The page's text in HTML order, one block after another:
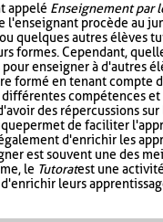
appelé Enseignement par
l'enseignant procède au
quelques autres élèves
formes. Cependant,
enseigner à d'autres
formé en tenant compte
différentes compétences
des répercussions
permet de faciliter
d'enrichir les
est souvent une des
le Tutoratest une
leurs